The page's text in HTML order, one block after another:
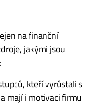
na finanční
jakými jsou
kteří vyrůstali s
mají i motivaci firmu